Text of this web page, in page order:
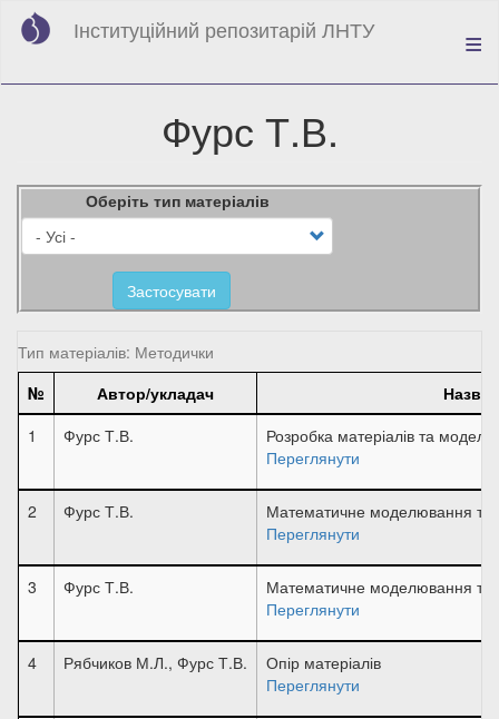
Перейти
вмісту
Інституційний репозитарій ЛНТУ
Фурс Т.В.
Оберіть тип матеріалів
Застосувати
Тип матеріалів: Методички
№
Автор/укладач
Назва
1
Фурс Т.В.
Розробка матеріалів та
Переглянути
2 Фурс Т.В.
Математичне моделювання та
Переглянути
3 Фурс Т.В.
Математичне моделювання та
Переглянути
4 Рябчиков М.Л., Фурс Т.В.
Опір матеріалів
Переглянути